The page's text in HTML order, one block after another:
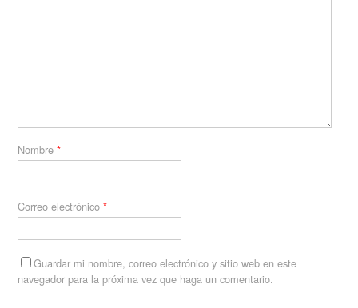
Nombre*
Correo electrónico*
Guardar mi nombre, correo electrónico y sitio web en este
navegador para la próxima vez que haga un comentario.